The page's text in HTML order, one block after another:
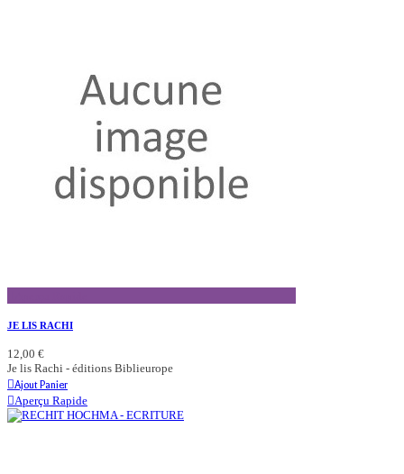
JE LIS RACHI
12,00 €
Je lis Rachi - éditions Biblieurope
Ajout Panier
Aperçu Rapide